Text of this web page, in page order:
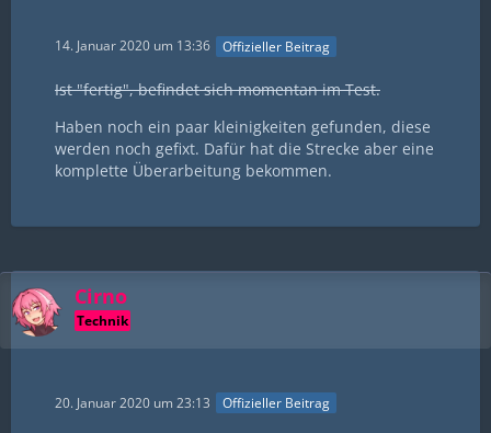
14. Januar 2020 um 13:36 Offizieller Beitrag
Ist "fertig", befindet sich momentan im Test.
Haben noch ein paar kleinigkeiten gefunden, diese
werden noch gefixt. Dafür hat die Strecke aber eine
komplette Überarbeitung bekommen.
Cirno
Technik
20. Januar 2020 um 23:13 Offizieller Beitrag